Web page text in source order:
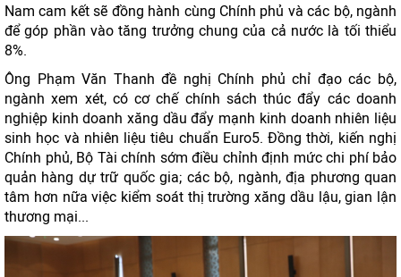
Nam cam kết sẽ đồng hành cùng Chính phủ và các bộ, ngành
để góp phần vào tăng trưởng chung của cả nước là tối thiểu
8%.
Ông Phạm Văn Thanh đề nghị Chính phủ chỉ đạo các bộ,
ngành xem xét, có cơ chế chính sách thúc đẩy các doanh
nghiệp kinh doanh xăng dầu đẩy mạnh kinh doanh nhiên liệu
sinh học và nhiên liệu tiêu chuẩn Euro5. Đồng thời, kiến nghị
Chính phủ, Bộ Tài chính sớm điều chỉnh định mức chi phí bảo
quản hàng dự trữ quốc gia; các bộ, ngành, địa phương quan
tâm hơn nữa việc kiểm soát thị trường xăng dầu lậu, gian lận
thương mại...